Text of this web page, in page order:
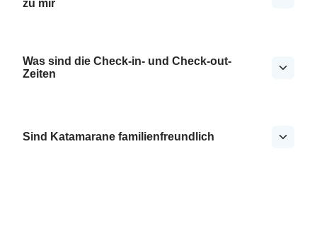
zu mir
Was sind die Check-in- und Check-out-
Zeiten
Sind Katamarane familienfreundlich